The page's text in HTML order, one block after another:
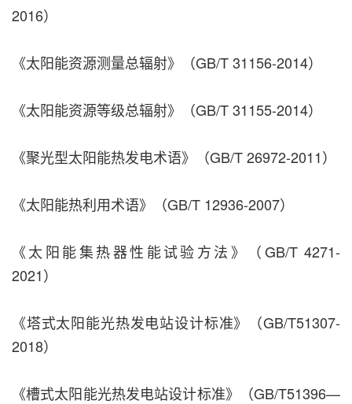
2016）
《太阳能资源测量总辐射》（GB/T 31156-2014）
《太阳能资源等级总辐射》（GB/T 31155-2014）
《聚光型太阳能热发电术语》（GB/T 26972-2011）
《太阳能热利用术语》（GB/T 12936-2007）
《太阳能集热器性能试验方法》（GB/T 4271-
2021）
《塔式太阳能光热发电站设计标准》（GB/T51307-
2018）
《槽式太阳能光热发电站设计标准》（GB/T51396—